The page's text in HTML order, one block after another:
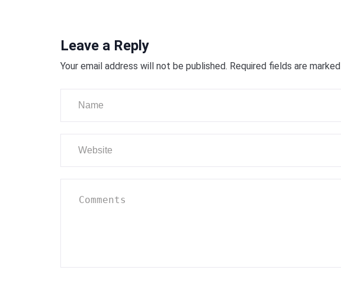
Leave a Reply
Your email address will not be published. Required fields are marked